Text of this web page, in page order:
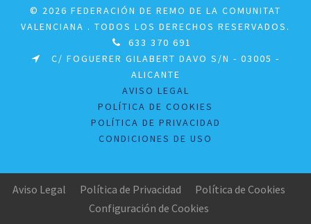
© 2026 FEDERACIÓN DE REMO DE LA COMUNITAT
VALENCIANA . TODOS LOS DERECHOS RESERVADOS.
633 370 691
C/ FOGUERER GILABERT DAVO S/N - 03005 -
ALICANTE
AVISO LEGAL
POLÍTICA DE COOKIES
POLÍTICA DE PRIVACIDAD
CONDICIONES DE USO
Aviso Legal Política de Privacidad
Política de Cookies
Configuración de Cookies